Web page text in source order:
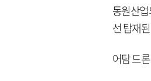
동원산업
선 탑재
어탐 드